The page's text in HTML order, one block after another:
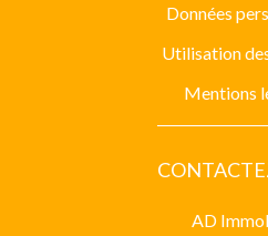
Données
Utilisation
Mentions
AD